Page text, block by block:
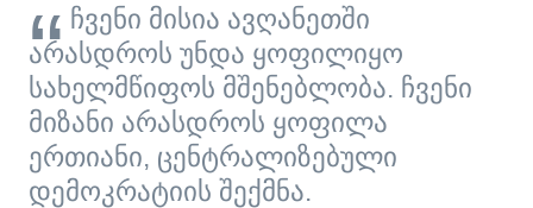
ჩვენი მისია ავღანეთში
არასდროს უნდა ყოფილიყო
სახელმწიფოს მშენებლობა. ჩვენი
მიზანი არასდროს ყოფილა
ერთიანი, ცენტრალიზებული
დემოკრატიის შექმნა.